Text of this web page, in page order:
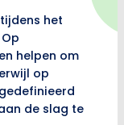
het
helpen om
op
de slag te